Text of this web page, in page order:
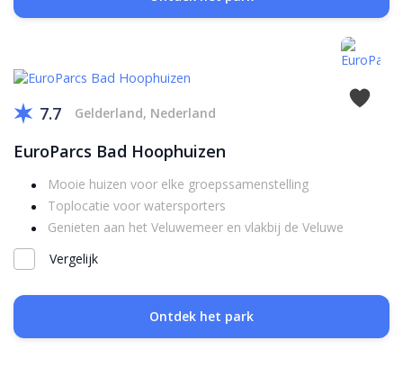
7.7 Gelderland, Nederland
EuroParcs Bad Hoophuizen
Mooie huizen voor elke groepssamenstelling
Toplocatie voor watersporters
Genieten aan het Veluwemeer en vlakbij de Veluwe
Vergelijk
Ontdek het park